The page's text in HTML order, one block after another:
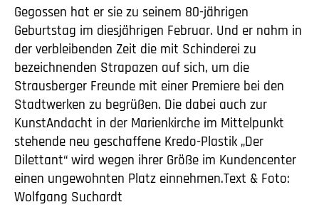
Gegossen hat er sie zu seinem 80-jährigen
Geburtstag im diesjährigen Februar. Und er nahm in
der verbleibenden Zeit die mit Schinderei zu
bezeichnenden Strapazen auf sich, um die
Strausberger Freunde mit einer Premiere bei den
Stadtwerken zu begrüßen. Die dabei auch zur
KunstAndacht in der Marienkirche im Mittelpunkt
stehende neu geschaffene Kredo-Plastik „Der
Dilettant“ wird wegen ihrer Größe im Kundencenter
einen ungewohnten Platz einnehmen.Text & Foto:
Wolfgang Suchardt